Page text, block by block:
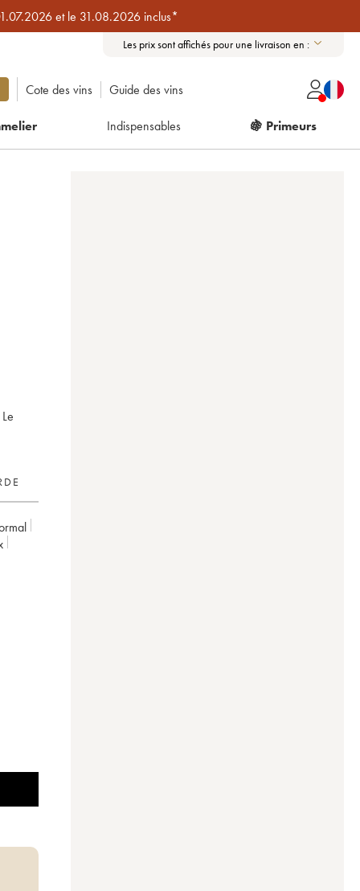
et le 31.08.2026 inclus*
Les prix sont affichés pour une livraison en :
Cote des vins Guide des vins
Indispensables 🍇 Primeurs